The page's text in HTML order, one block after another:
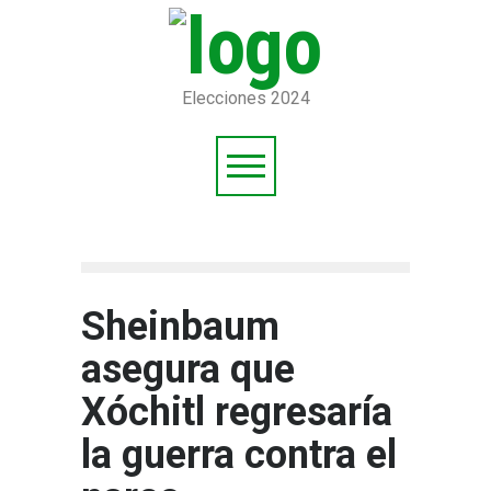
Elecciones 2024
Sheinbaum
asegura que
Xóchitl regresaría
la guerra contra el